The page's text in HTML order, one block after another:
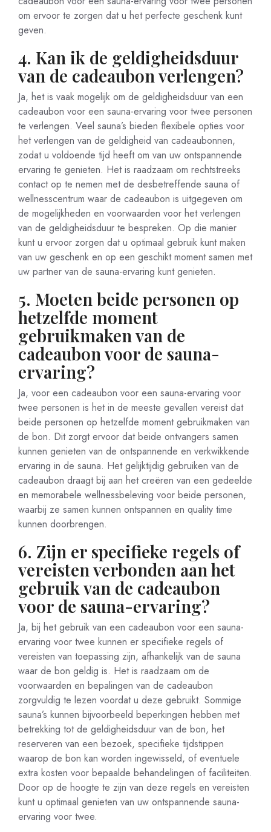
om ervoor te zorgen dat u het perfecte geschenk kunt
geven.
4. Kan ik de geldigheidsduur
van de cadeaubon verlengen?
Ja, het is vaak mogelijk om de geldigheidsduur van een
cadeaubon voor een sauna-ervaring voor twee personen
te verlengen. Veel sauna’s bieden flexibele opties voor
het verlengen van de geldigheid van cadeaubonnen,
zodat u voldoende tijd heeft om van uw ontspannende
ervaring te genieten. Het is raadzaam om rechtstreeks
contact op te nemen met de desbetreffende sauna of
wellnesscentrum waar de cadeaubon is uitgegeven om
de mogelijkheden en voorwaarden voor het verlengen
van de geldigheidsduur te bespreken. Op die manier
kunt u ervoor zorgen dat u optimaal gebruik kunt maken
van uw geschenk en op een geschikt moment samen met
uw partner van de sauna-ervaring kunt genieten.
5. Moeten beide personen op
hetzelfde moment
gebruikmaken van de
cadeaubon voor de sauna-
ervaring?
Ja, voor een cadeaubon voor een sauna-ervaring voor
twee personen is het in de meeste gevallen vereist dat
beide personen op hetzelfde moment gebruikmaken van
de bon. Dit zorgt ervoor dat beide ontvangers samen
kunnen genieten van de ontspannende en verkwikkende
ervaring in de sauna. Het gelijktijdig gebruiken van de
cadeaubon draagt bij aan het creëren van een gedeelde
en memorabele wellnessbeleving voor beide personen,
waarbij ze samen kunnen ontspannen en quality time
kunnen doorbrengen.
6. Zijn er specifieke regels of
vereisten verbonden aan het
gebruik van de cadeaubon
voor de sauna-ervaring?
Ja, bij het gebruik van een cadeaubon voor een sauna-
ervaring voor twee kunnen er specifieke regels of
vereisten van toepassing zijn, afhankelijk van de sauna
waar de bon geldig is. Het is raadzaam om de
voorwaarden en bepalingen van de cadeaubon
zorgvuldig te lezen voordat u deze gebruikt. Sommige
sauna’s kunnen bijvoorbeeld beperkingen hebben met
betrekking tot de geldigheidsduur van de bon, het
reserveren van een bezoek, specifieke tijdstippen
waarop de bon kan worden ingewisseld, of eventuele
extra kosten voor bepaalde behandelingen of faciliteiten.
Door op de hoogte te zijn van deze regels en vereisten
kunt u optimaal genieten van uw ontspannende sauna-
ervaring voor twee.